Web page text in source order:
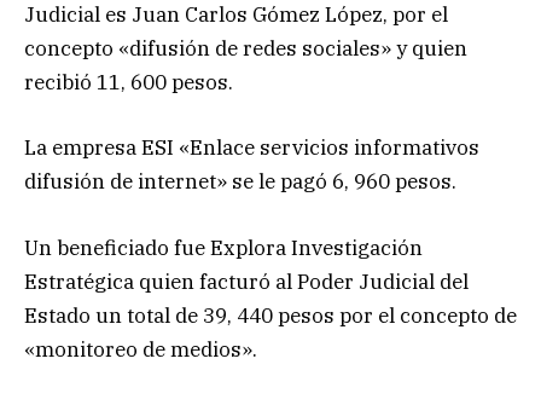
Judicial es Juan Carlos Gómez López, por el
concepto «difusión de redes sociales» y quien
recibió 11, 600 pesos.
La empresa ESI «Enlace servicios informativos
difusión de internet» se le pagó 6, 960 pesos.
Un beneficiado fue Explora Investigación
Estratégica quien facturó al Poder Judicial del
Estado un total de 39, 440 pesos por el concepto de
«monitoreo de medios».